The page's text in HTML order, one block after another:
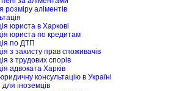
розміру аліментів
юриста в Харкові
юриста по кредитам
по ДТП
з захисту прав споживачів
з трудових спорів
адвоката Харків
консультацію в Україні
іноземців